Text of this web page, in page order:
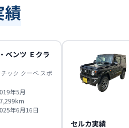
績
ベンツ Ｅクラ
ック クーペ スポ
年5月
km
年6月16日
セルカ実績